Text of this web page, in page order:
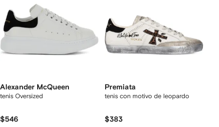
Alexander McQueen
tenis Oversized
$546
Premiata
tenis con motivo de leopardo
$383